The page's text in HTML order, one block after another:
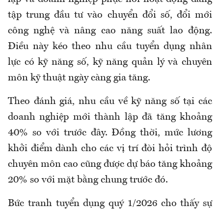
tập trung đầu tư vào chuyển đổi số, đổi mới
công nghệ và nâng cao năng suất lao động.
Điều này kéo theo nhu cầu tuyển dụng nhân
lực có kỹ năng số, kỹ năng quản lý và chuyên
môn kỹ thuật ngày càng gia tăng.
Theo đánh giá,nhu cầu về kỹ năng số tại các
doanh nghiệp mới thành lập đã tăng khoảng
40% so với trước đây. Đồng thời, mức lương
khởi điểm dành cho các vị trí đòi hỏi trình độ
chuyên môn cao cũng được dự báo tăng khoảng
20% so với mặt bằng chung trước đó.
Bức tranh tuyển dụng quý 1/2026 cho thấy sự